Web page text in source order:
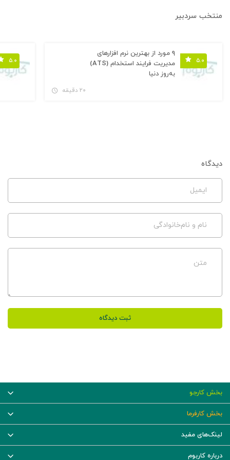
منتخب سردبیر
۵.۰
۹ مورد از بهترین نرم افزارهای
مدیریت فرایند استخدام (ATS)
به‌روز دنیا
۲۰ دقیقه
۵.۰
دیدگاه
ایمیل
نام و نام‌خانوادگی
متن
ثبت دیدگاه
بخش کارجو
بخش کارفرما
لینک‌های مفید
درباره کاربوم